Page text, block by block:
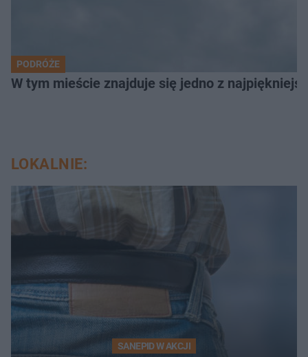
PODRÓŻE
W tym mieście znajduje się jedno z
LOKALNIE:
SANEPID W AKCJI